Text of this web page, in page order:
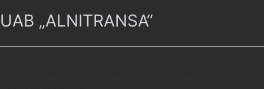
UAB „ALNITRANSA“